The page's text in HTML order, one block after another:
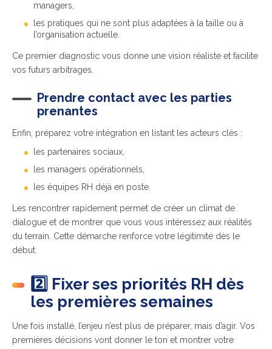
managers,
les pratiques qui ne sont plus adaptées à la taille ou à
l’organisation actuelle.
Ce premier diagnostic vous donne une vision réaliste et facilite
vos futurs arbitrages.
Prendre contact avec les parties
prenantes
Enfin, préparez votre intégration en listant les acteurs clés :
les partenaires sociaux,
les managers opérationnels,
les équipes RH déjà en poste.
Les rencontrer rapidement permet de créer un climat de
dialogue et de montrer que vous vous intéressez aux réalités
du terrain. Cette démarche renforce votre légitimité dès le
début.
2️⃣ Fixer ses priorités RH dès
les premières semaines
Une fois installé, l’enjeu n’est plus de préparer, mais d’agir. Vos
premières décisions vont donner le ton et montrer votre